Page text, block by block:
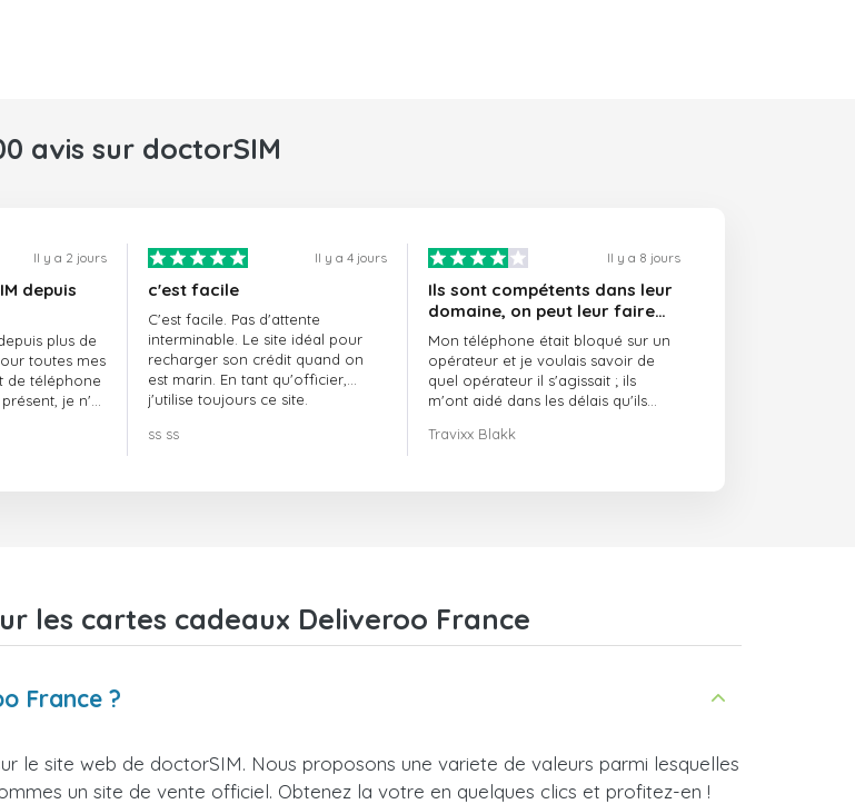
avis sur doctorSIM
Il y a 2 jours
depuis
plus de
toutes mes
de téléphone
je n'ai
Il y a 4 jours
c'est facile
C'est facile. Pas d'attente
interminable. Le site idéal pour
recharger son crédit quand on
est marin. En tant qu'officier,
j'utilise toujours ce site.
ss ss
Il y a 8 jours
Ils sont compétents dans leur
domaine, on peut leur faire
confiance et ils sont toujours
ponctuels
Mon téléphone était bloqué sur un
opérateur et je voulais savoir de
quel opérateur il s'agissait ; ils
m'ont aidé dans les délais qu'ils
Travixx Blakk
les cartes cadeaux Deliveroo France
France ?
le site web de doctorSIM. Nous proposons une variete de valeurs parmi lesquelles
un site de vente officiel. Obtenez la votre en quelques clics et profitez-en !